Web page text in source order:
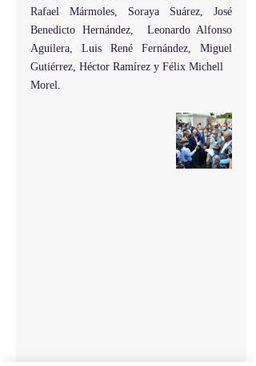
Rafael Mármoles, Soraya Suárez, José
Benedicto Hernández,  Leonardo Alfonso
Aguilera, Luis René Fernández, Miguel
Gutiérrez, Héctor Ramírez y Félix Michell
Morel.